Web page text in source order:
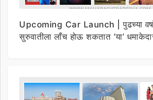
Upcoming Car Launch | पुढच्या
सुरुवातीला लाँच होऊ शकतात ‘या’